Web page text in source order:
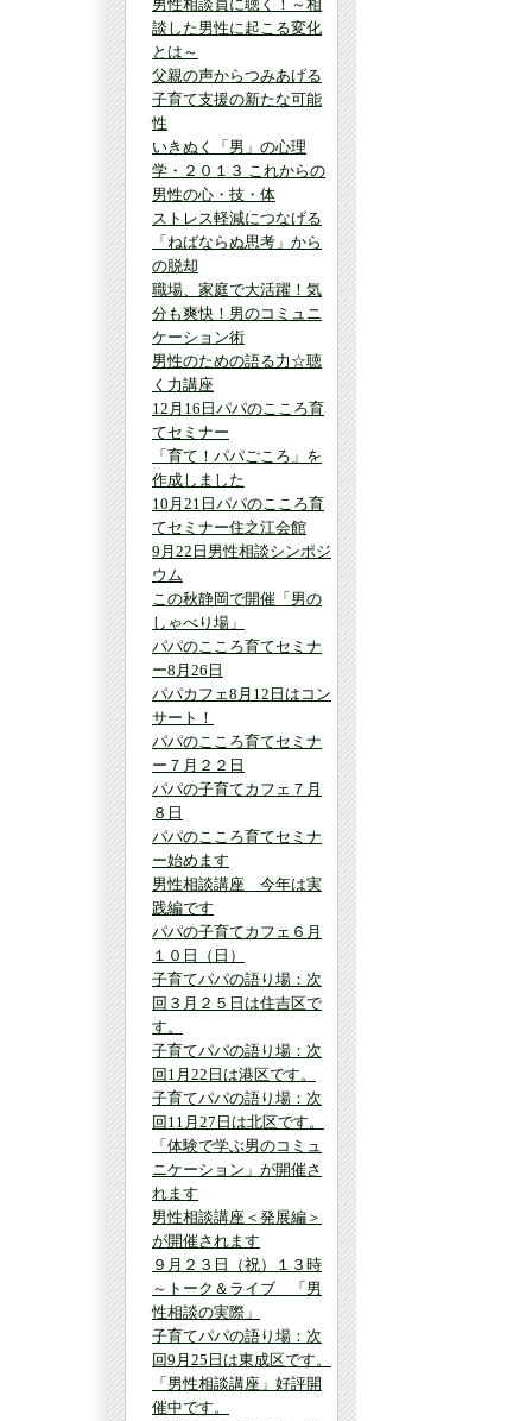
男性相談員に聴く！～相
談した男性に起こる変化
とは～
父親の声からつみあげる
子育て支援の新たな可能
性
いきぬく「男」の心理
学・２０１３ これからの
男性の心・技・体
ストレス軽減につなげる
「ねばならぬ思考」から
の脱却
職場、家庭で大活躍！気
分も爽快！男のコミュニ
ケーション術
男性のための語る力☆聴
く力講座
12月16日パパのこころ育
てセミナー
「育て！パパごころ」を
作成しました
10月21日パパのこころ育
てセミナー住之江会館
9月22日男性相談シンポジ
ウム
この秋静岡で開催「男の
しゃべり場」
パパのこころ育てセミナ
ー8月26日
パパカフェ8月12日はコン
サート！
パパのこころ育てセミナ
ー７月２２日
パパの子育てカフェ７月
８日
パパのこころ育てセミナ
ー始めます
男性相談講座 今年は実
践編です
パパの子育てカフェ６月
１０日（日）
子育てパパの語り場：次
回３月２５日は住吉区で
す。
子育てパパの語り場：次
回1月22日は港区です。
子育てパパの語り場：次
回11月27日は北区です。
「体験で学ぶ男のコミュ
ニケーション」が開催さ
れます
男性相談講座＜発展編＞
が開催されます
９月２３日（祝）１３時
～トーク＆ライブ 「男
性相談の実際」
子育てパパの語り場：次
回9月25日は東成区です。
「男性相談講座」好評開
催中です。